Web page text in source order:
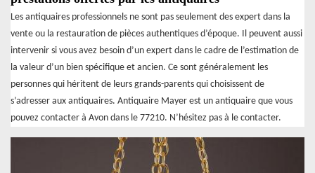
Les antiquaires professionnels ne sont pas seulement des expert dans la
vente ou la restauration de pièces authentiques d’époque. Il peuvent aussi
intervenir si vous avez besoin d’un expert dans le cadre de l’estimation de
la valeur d’un bien spécifique et ancien. Ce sont généralement les
personnes qui héritent de leurs grands-parents qui choisissent de
s’adresser aux antiquaires. Antiquaire Mayer est un antiquaire que vous
pouvez contacter à Avon dans le 77210. N’hésitez pas à le contacter.